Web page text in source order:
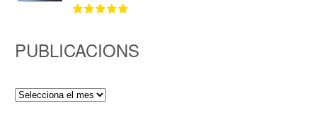
PUBLICACIONS
Publicacions